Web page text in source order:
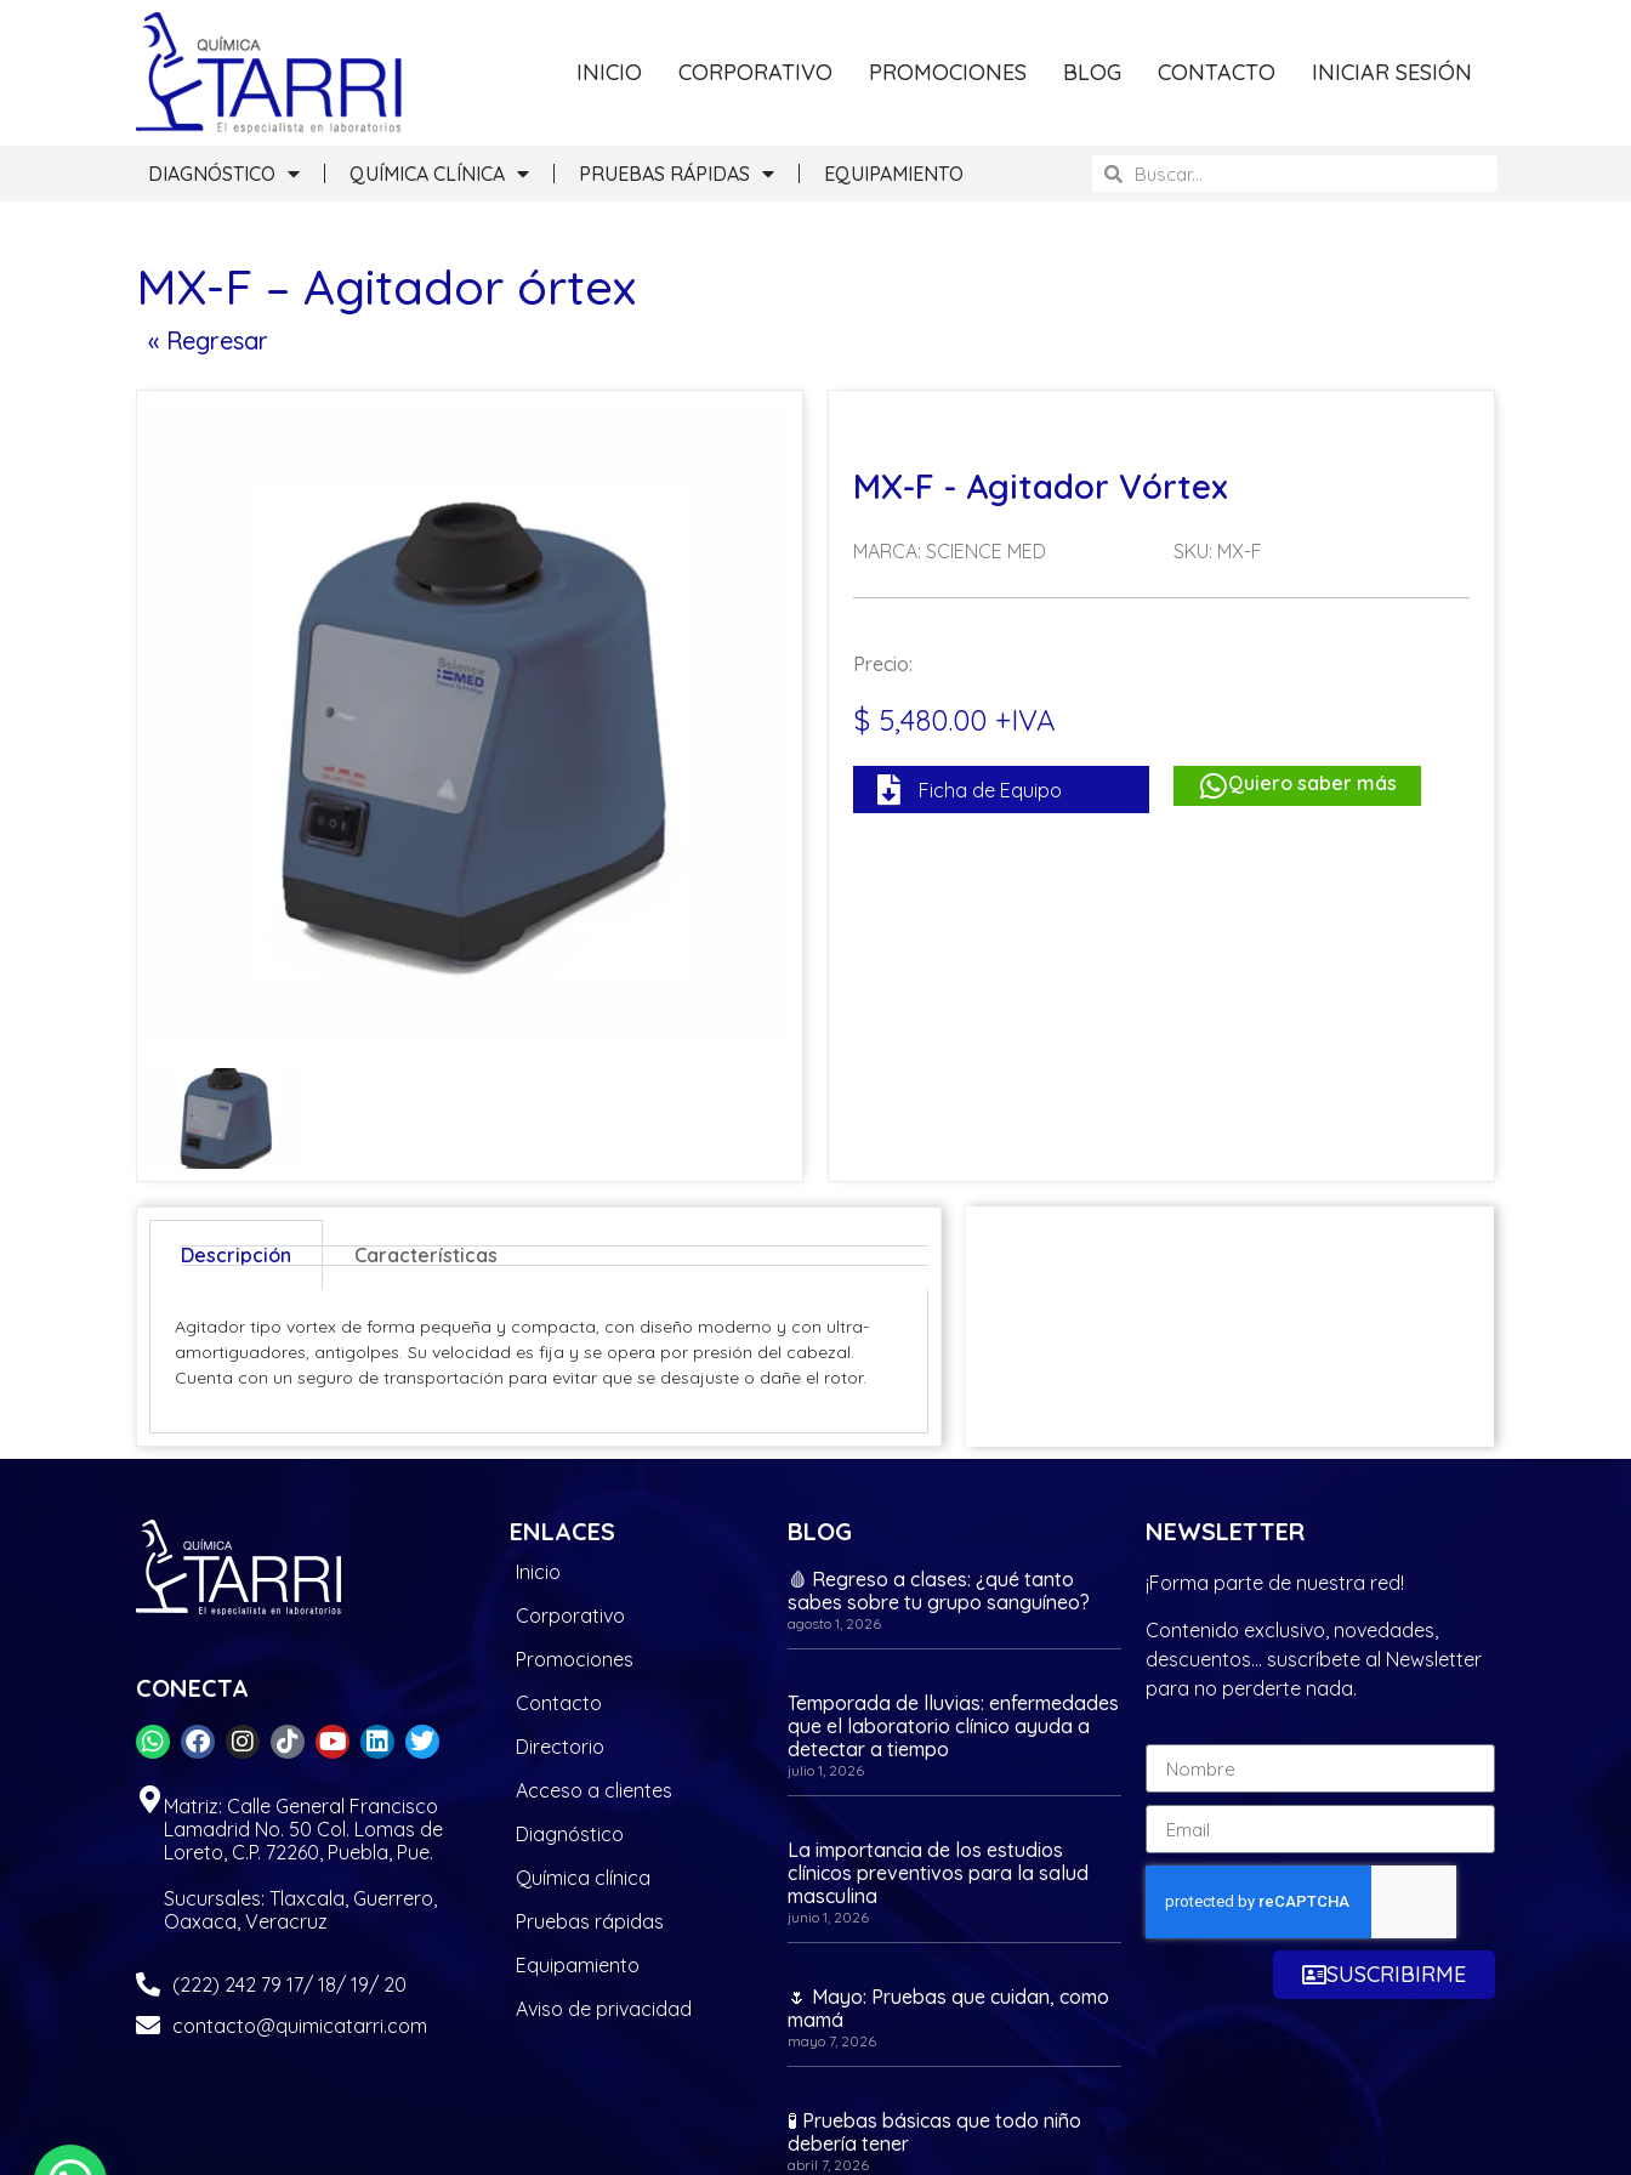
INICIO CORPORATIVO PROMOCIONES BLOG CONTACTO INICIAR SESIÓN
DIAGNÓSTICO QUÍMICA CLÍNICA PRUEBAS RÁPIDAS EQUIPAMIENTO
MX-F – Agitador órtex
« Regresar
MX-F - Agitador Vórtex
MARCA: SCIENCE MED SKU: MX-F
Precio:
$ 5,480.00 +IVA
Ficha de Equipo Quiero saber más
Descripción Características
Agitador tipo vortex de forma pequeña y compacta, con diseño moderno y con ultra-
amortiguadores, antigolpes. Su velocidad es fija y se opera por presión del cabezal.
Cuenta con un seguro de transportación para evitar que se desajuste o dañe el rotor.
CONECTA
Matriz: Calle General Francisco
Lamadrid No. 50 Col. Lomas de
Loreto, C.P. 72260, Puebla, Pue.
Sucursales: Tlaxcala, Guerrero,
Oaxaca, Veracruz
(222) 242 79 17/ 18/ 19/ 20
contacto@quimicatarri.com
ENLACES
Inicio
Corporativo
Promociones
Contacto
Directorio
Acceso a clientes
Diagnóstico
Química clínica
Pruebas rápidas
Equipamiento
Aviso de privacidad
BLOG
🩸 Regreso a clases: ¿qué tanto
sabes sobre tu grupo sanguíneo?
agosto 1, 2026
Temporada de lluvias: enfermedades
que el laboratorio clínico ayuda a
detectar a tiempo
julio 1, 2026
La importancia de los estudios
clínicos preventivos para la salud
masculina
junio 1, 2026
🌷 Mayo: Pruebas que cuidan, como
mamá
mayo 7, 2026
🧪 Pruebas básicas que todo niño
debería tener
abril 7, 2026
NEWSLETTER
¡Forma parte de nuestra red!
Contenido exclusivo, novedades,
descuentos… suscríbete al Newsletter
para no perderte nada.
SUSCRIBIRME